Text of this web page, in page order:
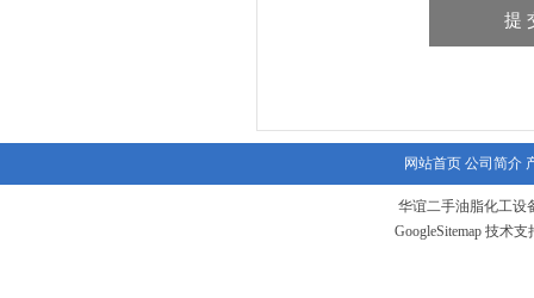
网站首页 公司简介
华谊二手油脂化工设
GoogleSitemap 技术支